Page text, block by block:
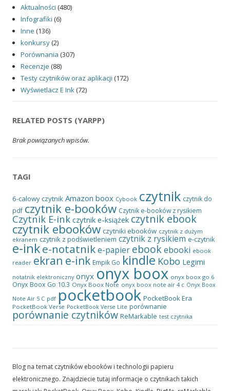
Aktualności (480)
Infografiki (6)
Inne (136)
konkursy(2)
Porównania (307)
Recenzje (88)
Testy czytników oraz aplikacji (172)
Wyświetlacz E Ink(72)
RELATED POSTS (YARPP)
Brak powiązanych wpisów.
TAGI
6-calowy czytnik Amazon boox Cybook czytnik czytnik do
pdf czytnik e-booków Czytnik e-booków z rysikiem
Czytnik E-ink czytnik e-książek czytnik ebook
czytnik ebooków czytniki ebooków czytnik z dużym
ekranem czytnik z podświetleniem czytnik z rysikiem e-czytnik
e-inke-notatnike-papier ebookebooki ebook
reader ekran e-ink Empik Go kindle Kobo Legimi
notatnik elektroniczny onyx onyx boox onyx boox go 6
Onyx Boox Go 10.3 Onyx Boox Note onyx boox note air 4 c Onyx Boox
Note Air 5 C pdf pocketbook PocketBook Era
PocketBook Verse PocketBook Verse Lite porównanie
porównanie czytników ReMarkable test czytnika
Blog na temat czytników ebooków i technologii papieru
elektronicznego. Znajdziecie tutaj informacje o czytnikach takich